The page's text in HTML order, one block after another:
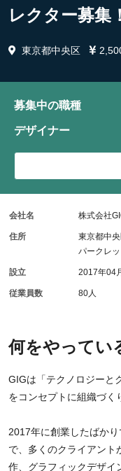
レクター募集
東京都中央区
何をやってい
GIGは「テクノロジーと
をコンセプトに組織づく
2017年に創業したばか
で、多くのクライアント
作、グラフィックデザイ
募集中の職種
デザイナー
会社名 株式会社
住所
東京都中
パークレ
設立 2017年04
従業員数 80人